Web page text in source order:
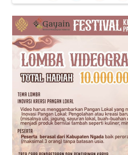
PEDOMAN
SIBER
REDAKSI
KARIR
DISCLAIMER
Wahana
News
Regional